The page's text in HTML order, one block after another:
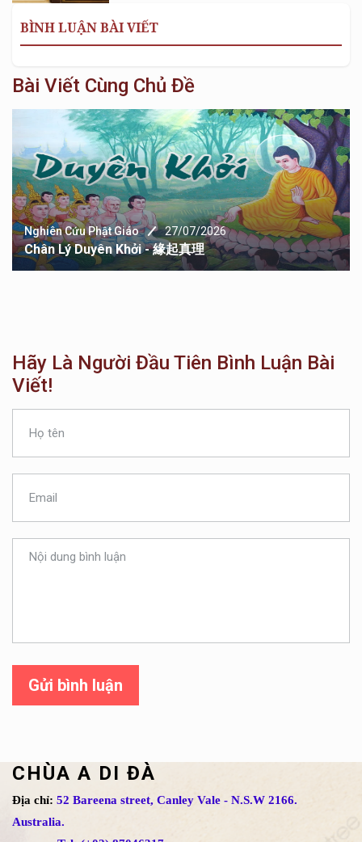
BÌNH LUẬN BÀI VIẾT
Bài Viết Cùng Chủ Đề
Nghiên Cứu Phật Giáo 27/07/2026
Chân Lý Duyên Khởi - 緣起真理
Hãy Là Người Đầu Tiên Bình Luận Bài
Viết!
Gửi bình luận
CHÙA A DI ĐÀ
Địa chỉ: 52 Bareena street, Canley Vale - N.S.W 2166.
Australia.